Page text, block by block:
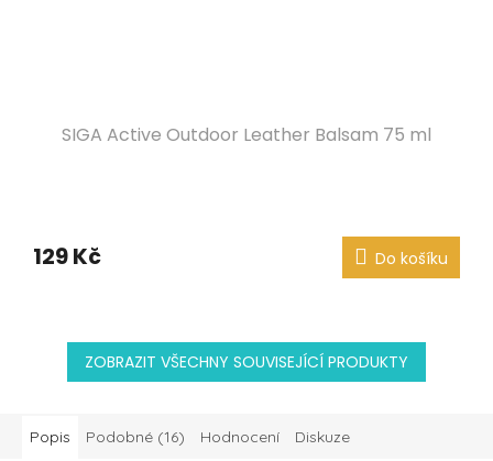
SIGA Active Outdoor Leather Balsam 75 ml
129 Kč Do košíku
ZOBRAZIT VŠECHNY SOUVISEJÍCÍ PRODUKTY
Popis Podobné (16) Hodnocení Diskuze